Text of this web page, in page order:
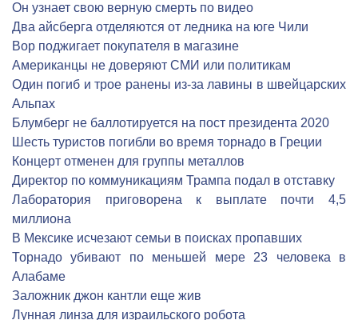
Он узнает свою верную смерть по видео
Два айсберга отделяются от ледника на юге Чили
Вор поджигает покупателя в магазине
Американцы не доверяют СМИ или политикам
Один погиб и трое ранены из-за лавины в швейцарских
Альпах
Блумберг не баллотируется на пост президента 2020
Шесть туристов погибли во время торнадо в Греции
Концерт отменен для группы металлов
Директор по коммуникациям Трампа подал в отставку
Лаборатория приговорена к выплате почти 4,5
миллиона
В Мексике исчезают семьи в поисках пропавших
Торнадо убивают по меньшей мере 23 человека в
Алабаме
Заложник джон кантли еще жив
Лунная линза для израильского робота